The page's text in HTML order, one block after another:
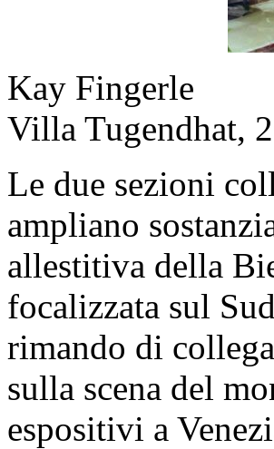
Kay Fingerle
Villa Tugendhat,
Le due sezioni
ampliano
allestitiva della
focalizzata sul
rimando di
sulla scena del
espositivi a